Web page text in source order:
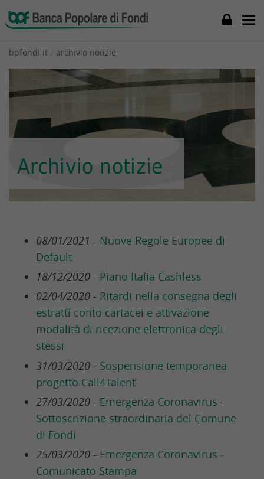
bpfondi.it archivio notizie
Archivio notizie
08/01/2021 - Nuove Regole Europee di
Default
18/12/2020 - Piano Italia Cashless
02/04/2020 - Ritardi nella consegna degli
estratti conto cartacei e attivazione
modalità di ricezione elettronica degli
stessi
31/03/2020 - Sospensione temporanea
progetto Call4Talent
27/03/2020 - Emergenza Coronavirus -
Sottoscrizione straordinaria del Comune
di Fondi
25/03/2020 - Emergenza Coronavirus -
Comunicato Stampa